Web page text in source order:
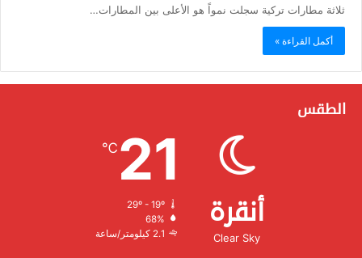
ثلاثة مطارات تركية سجلت نمواً هو الأعلى بين المطارات…
أكمل القراءة »
الطقس
أنقرة
Clear Sky
21
℃
29º - 19º
الرطوبة:
الرياح: